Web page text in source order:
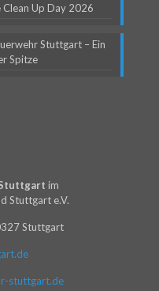
Clean Up Day 2026
Stuttgart – Ein
Spitze
im
Stuttgart e.V.
Stuttgart
stuttgart.de